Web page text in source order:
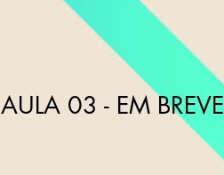
AULA 03 - EM BREVE